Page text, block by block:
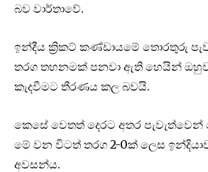
බව වාර්තාවේ.
ඉන්දීය ක්‍රිකට් කණ්ඩායමේ තොරතුරු
තරග තහනමක් පනවා ඇති හෙයින්
කැදවීමට තීරණය කල බවයි.
කෙසේ වෙතත් දෙරට අතර පැවැත්වෙන්
මේ වන විටත් තරග 2-0ක් ලෙස
අවසන්ය.